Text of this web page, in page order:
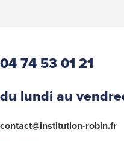
04 74 53 01 21
du lundi au
contact@institution-robin.fr